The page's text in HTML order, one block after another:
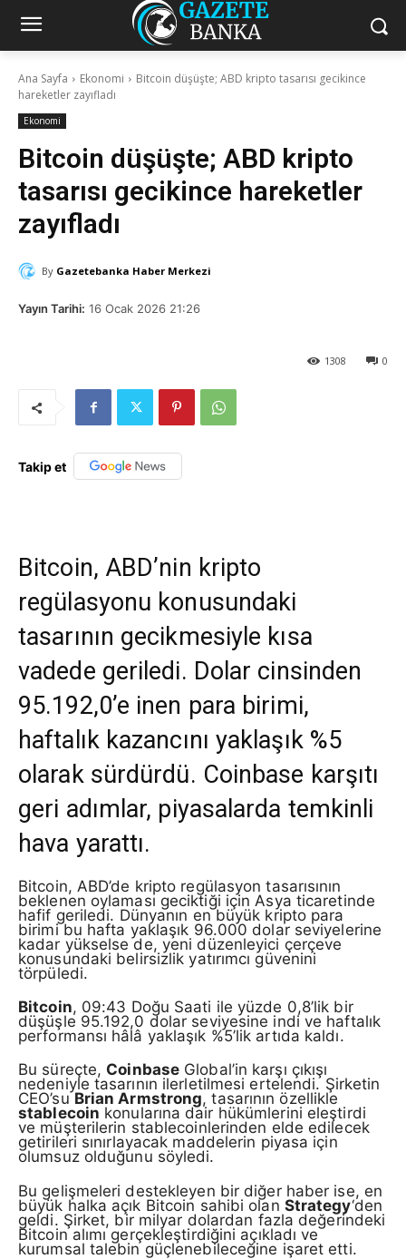
Ana Sayfa Ekonomi
Bitcoin düşüşte; ABD kripto tasarısı gecikince
hareketler zayıfladı
Ekonomi
Bitcoin düşüşte; ABD kripto
tasarısı gecikince hareketler
zayıfladı
By Gazetebanka Haber Merkezi
Yayın Tarihi: 16 Ocak 2026 21:26
0
1308
Takip et
Bitcoin, ABD’nin kripto
regülasyonu konusundaki
tasarının gecikmesiyle kısa
vadede geriledi. Dolar cinsinden
95.192,0’e inen para birimi,
haftalık kazancını yaklaşık %5
olarak sürdürdü. Coinbase karşıtı
geri adımlar, piyasalarda temkinli
hava yarattı.
Bitcoin, ABD’de kripto regülasyon tasarısının
beklenen oylaması geciktiği için Asya ticaretinde
hafif geriledi. Dünyanın en büyük kripto para
birimi bu hafta yaklaşık 96.000 dolar seviyelerine
kadar yükselse de, yeni düzenleyici çerçeve
konusundaki belirsizlik yatırımcı güvenini
törpüledi.
Bitcoin, 09:43 Doğu Saati ile yüzde 0,8’lik bir
düşüşle 95.192,0 dolar seviyesine indi ve haftalık
performansı hâlâ yaklaşık %5’lik artıda kaldı.
Bu süreçte, Coinbase Global’in karşı çıkışı
nedeniyle tasarının ilerletilmesi ertelendi. Şirketin
CEO’suBrian Armstrong, tasarının özellikle
stablecoin konularına dair hükümlerini eleştirdi
ve müşterilerin stablecoinlerinden elde edilecek
getirileri sınırlayacak maddelerin piyasa için
olumsuz olduğunu söyledi.
Bu gelişmeleri destekleyen bir diğer haber ise, en
büyük halka açık Bitcoin sahibi olan Strategy‘den
geldi. Şirket, bir milyar dolardan fazla değerindeki
Bitcoin alımı gerçekleştirdiğini açıkladı ve
kurumsal talebin güçlenebileceğine işaret etti.